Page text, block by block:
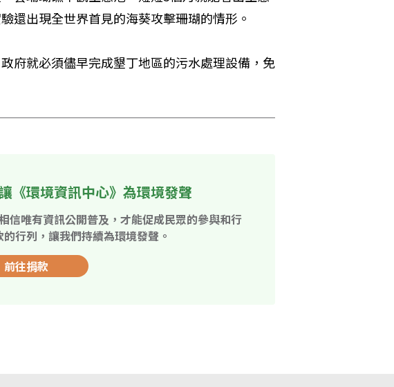
還出現全世界首見的海葵攻擊珊瑚的情形。
府就必須儘早完成墾丁地區的污水處理設備，免
《環境資訊中心》為環境發聲
信唯有資訊公開普及，才能促成民眾的參與和行
行列，讓我們持續為環境發聲。
前往捐款